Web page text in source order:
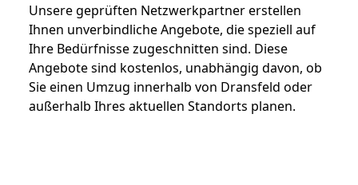
Unsere geprüften Netzwerkpartner erstellen
Ihnen unverbindliche Angebote, die speziell auf
Ihre Bedürfnisse zugeschnitten sind. Diese
Angebote sind kostenlos, unabhängig davon, ob
Sie einen Umzug innerhalb von Dransfeld oder
außerhalb Ihres aktuellen Standorts planen.